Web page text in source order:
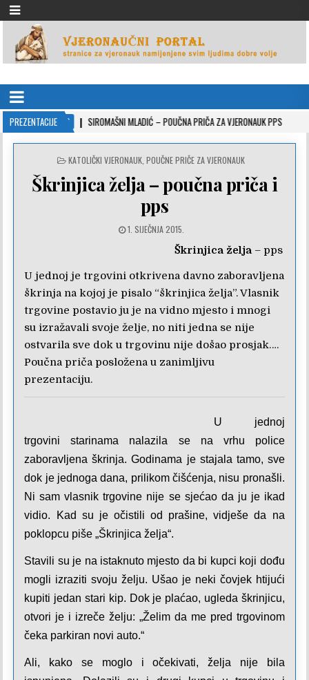
VJERONAUČNI PORTAL
PREZENTACIJE
10-26 SIROMAŠNI MLADIĆ – POUČNA PRIČA ZA VJERONAUK PPS 2021-
POSTED
KATOLIČKI VJERONAUK POUČNE PRIČE ZA VJERONAUK
Škrinjica želja – poučna priča i
pps
1. SIJEČNJA 2015.
Škrinjica želja – pps
U jednoj je trgovini otkrivena davno zaboravljena
škrinja na kojoj je pisalo “škrinjica želja”. Vlasnik
trgovine postavio ju je na vidno mjesto i mnogi
su izražavali svoje želje, no niti jedna se nije
ostvarila sve dok u trgovinu nije došao prosjak….
Poučna priča posložena u zanimljivu
prezentaciju.
U jednoj
trgovini starinama nalazila se na vrhu police
zaboravljena škrinja. Godinama je stajala tamo, sve
dok je jednoga dana, prilikom čišćenja, nisu pronašli.
Ni sam vlasnik trgovine nije se sjećao da ju je ikad
vidio. Kad su je očistili od prašine, vidješe da na
poklopcu piše „Škrinjica želja“.
Stavili su je na istaknuto mjesto da bi kupci koji dođu
mogli izraziti svoju želju. Ušao je neki čovjek htijući
kupiti jedan stari kip. Dok je plaćao, ugleda škrinjicu,
otvori je i izreče želju: „Želim da me pred trgovinom
čeka parkiran novi auto.“
Ali, kako se moglo i očekivati, želja nije bila